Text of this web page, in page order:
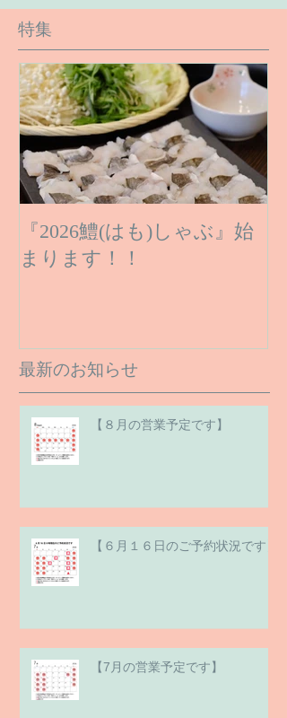
特集
『2026鱧(はも)しゃぶ』始
まります！！
最新のお知らせ
【８月の営業予定です】
【６月１６日のご予約状況です】
【7月の営業予定です】